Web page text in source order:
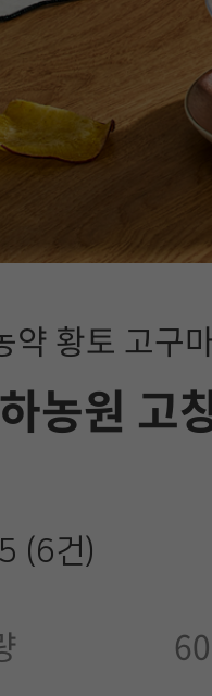
약 황토 고구
농원 고
5 (6건)